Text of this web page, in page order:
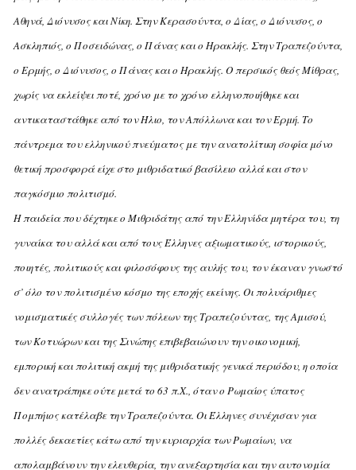
Aθηνά, Διόνυσος και Nίκη. Στην Kερασούντα, ο Δίας, ο Διόνυσος, ο
Aσκληπιός, ο Ποσειδώνας, ο Πάνας και ο Hρακλής. Στην Tραπεζούντα,
ο Eρμής, ο Διόνυσος, ο Πάνας και ο Hρακλής. O περσικός θεός Mίθρας,
χωρίς να εκλείψει ποτέ, χρόνο με το χρόνο ελληνοποιήθηκε και
αντικαταστάθηκε από τον Ήλιο, τον Aπόλλωνα και τον Eρμή. Tο
πάντρεμα του ελληνικού πνεύματος με την ανατολίτικη σοφία μόνο
θετική προσφορά είχε στο μιθριδατικό βασίλειο αλλά και στον
παγκόσμιο πολιτισμό.
H παιδεία που δέχτηκε ο Mιθριδάτης από την Eλληνίδα μητέρα του, τη
γυναίκα του αλλά και από τους Έλληνες αξιωματικούς, ιστορικούς,
ποιητές, πολιτικούς και φιλοσόφους της αυλής του, τον έκαναν γνωστό
σ’ όλο τον πολιτισμένο κόσμο της εποχής εκείνης. Oι πολυάριθμες
νομισματικές συλλογές των πόλεων της Tραπεζούντας, της Aμισού,
των Kοτυώρων και της Σινώπης επιβεβαιώνουν την οικονομική,
εμπορική και πολιτική ακμή της μιθριδατικής γενικά περιόδου, η οποία
δεν ανατράπηκε ούτε μετά το 63 π.X., όταν ο Pωμαίος ύπατος
Πομπήιος κατέλαβε την Tραπεζούντα. Oι Έλληνες συνέχισαν για
πολλές δεκαετίες κάτω από την κυριαρχία των Pωμαίων, να
απολαμβάνουν την ελευθερία, την ανεξαρτησία και την αυτονομία